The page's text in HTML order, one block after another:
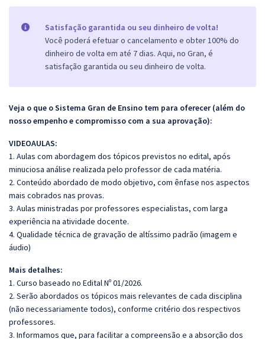
Satisfação garantida ou seu dinheiro de volta!
Você poderá efetuar o cancelamento e obter 100% do
dinheiro de volta em até 7 dias. Aqui, no Gran, é
satisfação garantida ou seu dinheiro de volta.
Veja o que o Sistema Gran de Ensino tem para oferecer (além do
nosso empenho e compromisso com a sua aprovação):
VIDEOAULAS:
1. Aulas com abordagem dos tópicos previstos no edital, após
minuciosa análise realizada pelo professor de cada matéria.
2. Conteúdo abordado de modo objetivo, com ênfase nos aspectos
mais cobrados nas provas.
3. Aulas ministradas por professores especialistas, com larga
experiência na atividade docente.
4. Qualidade técnica de gravação de altíssimo padrão (imagem e
áudio)
Mais detalhes:
1. Curso baseado no Edital Nº 01/2026.
2. Serão abordados os tópicos mais relevantes de cada disciplina
(não necessariamente todos), conforme critério dos respectivos
professores.
3. Informamos que, para facilitar a compreensão e a absorção dos